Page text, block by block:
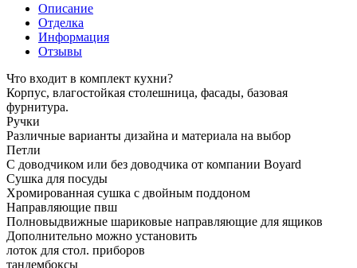
Описание
Отделка
Информация
Отзывы
Что входит в комплект кухни?
Корпус, влагостойкая столешница, фасады, базовая
фурнитура.
Ручки
Различные варианты дизайна и материала на выбор
Петли
С доводчиком или без доводчика от компании Boyard
Сушка для посуды
Хромированная сушка с двойным поддоном
Направляющие пвш
Полновыдвижные шариковые направляющие для ящиков
Дополнительно можно установить
лоток для стол. приборов
тандембоксы